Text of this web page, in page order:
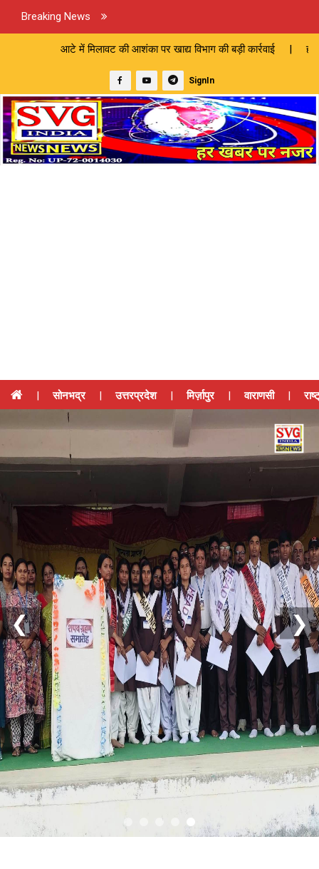
Breaking News
की आशंका पर खाद्य विभाग की बड़ी कार्रवाई | हो जाइए सावधान:
SignIn
| सोनभद्र | उत्तरप्रदेश | मिर्ज़ापुर | वाराणसी |
❮ ❯